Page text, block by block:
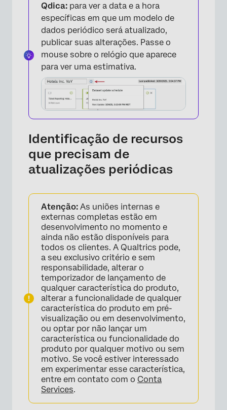
Qdica: para ver a data e a hora
específicas em que um modelo de
dados periódico será atualizado,
publicar suas alterações. Passe o
mouse sobre o relógio que aparece
para ver uma estimativa.
Identificação de recursos
que precisam de
atualizações periódicas
Atenção: As uniões internas e
externas completas estão em
desenvolvimento no momento e
ainda não estão disponíveis para
todos os clientes. A Qualtrics pode,
a seu exclusivo critério e sem
responsabilidade, alterar o
temporizador de lançamento de
qualquer característica do produto,
alterar a funcionalidade de qualquer
característica do produto em pré-
visualização ou em desenvolvimento,
ou optar por não lançar um
característica ou funcionalidade do
produto por qualquer motivo ou sem
motivo. Se você estiver interessado
em experimentar esse característica,
entre em contato com o Conta
Services.